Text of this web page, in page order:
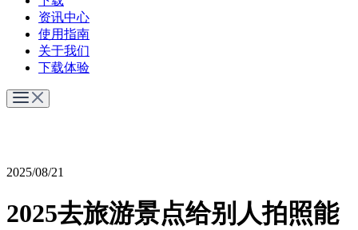
资讯中心
使用指南
关于我们
下载体验
2025/08/21
2025去旅游景点给别人拍照能